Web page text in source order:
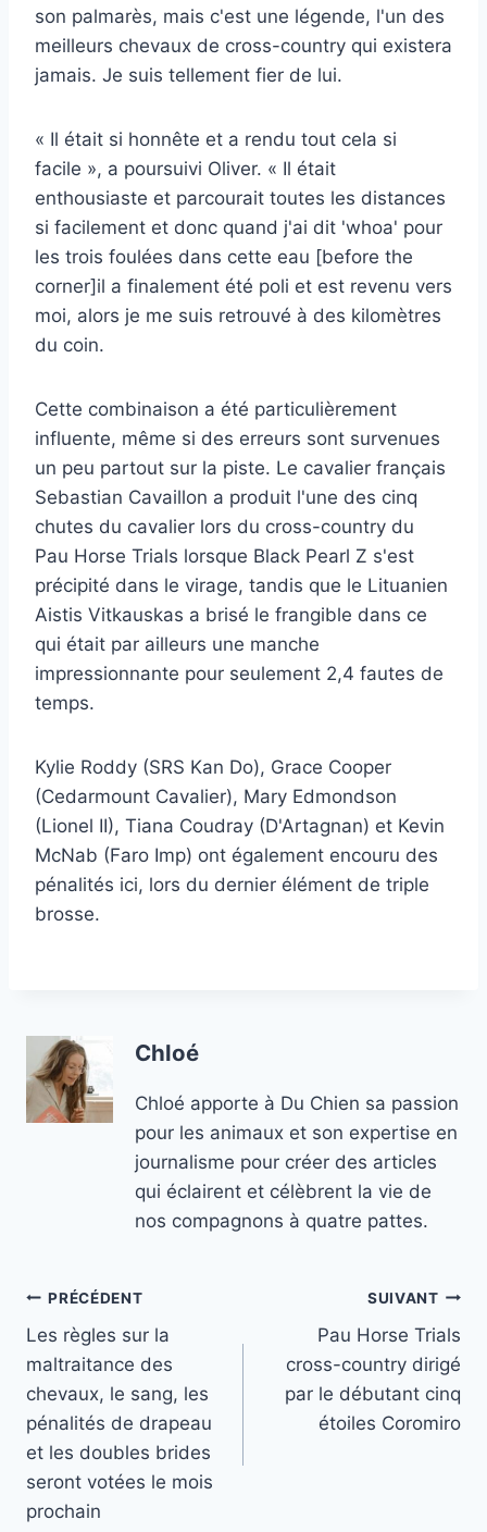
son palmarès, mais c'est une légende, l'un des
meilleurs chevaux de cross-country qui existera
jamais. Je suis tellement fier de lui.
« Il était si honnête et a rendu tout cela si
facile », a poursuivi Oliver. « Il était
enthousiaste et parcourait toutes les distances
si facilement et donc quand j'ai dit 'whoa' pour
les trois foulées dans cette eau [before the
corner]il a finalement été poli et est revenu vers
moi, alors je me suis retrouvé à des kilomètres
du coin.
Cette combinaison a été particulièrement
influente, même si des erreurs sont survenues
un peu partout sur la piste. Le cavalier français
Sebastian Cavaillon a produit l'une des cinq
chutes du cavalier lors du cross-country du
Pau Horse Trials lorsque Black Pearl Z s'est
précipité dans le virage, tandis que le Lituanien
Aistis Vitkauskas a brisé le frangible dans ce
qui était par ailleurs une manche
impressionnante pour seulement 2,4 fautes de
temps.
Kylie Roddy (SRS Kan Do), Grace Cooper
(Cedarmount Cavalier), Mary Edmondson
(Lionel II), Tiana Coudray (D'Artagnan) et Kevin
McNab (Faro Imp) ont également encouru des
pénalités ici, lors du dernier élément de triple
brosse.
Chloé
Chloé apporte à Du Chien sa passion
pour les animaux et son expertise en
journalisme pour créer des articles
qui éclairent et célèbrent la vie de
nos compagnons à quatre pattes.
Navigation
de
l’article
PRÉCÉDENT
Les règles sur la
maltraitance des
chevaux, le sang, les
pénalités de drapeau
et les doubles brides
seront votées le mois
prochain
SUIVANT
Pau Horse Trials
cross-country dirigé
par le débutant cinq
étoiles Coromiro